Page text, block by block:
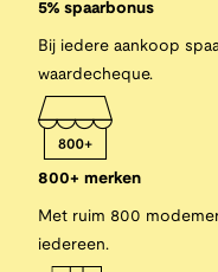
5% spaarbonus
Bij iedere aankoop
waardecheque.
800+ merken
Met ruim 800
iedereen.